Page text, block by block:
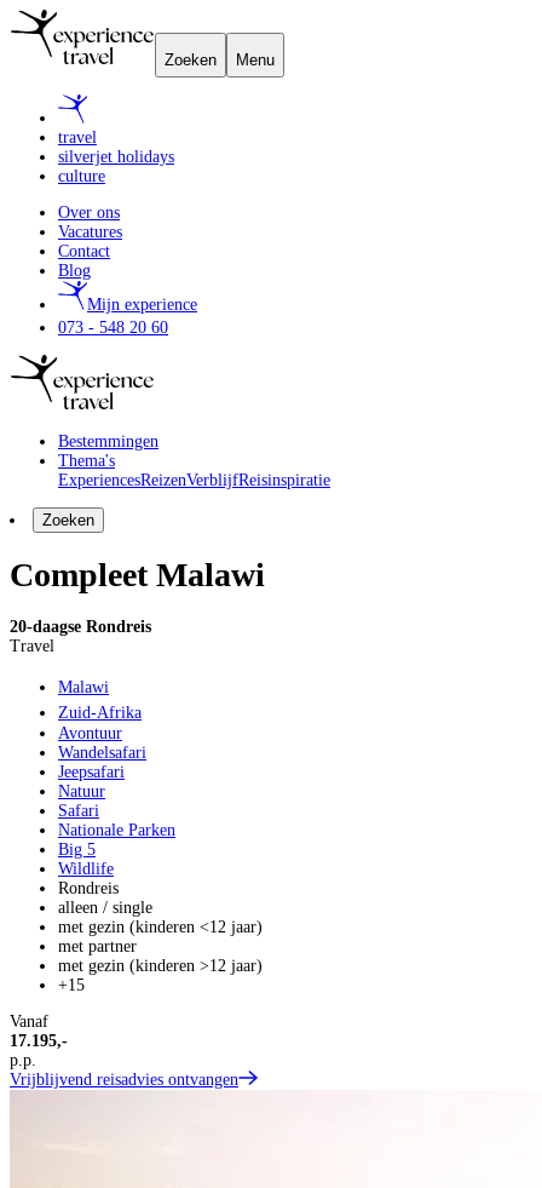
Zoeken Menu
travel
silverjet holidays
culture
Over ons
Vacatures
Contact
Blog
Mijn experience
073 - 548 20 60
Bestemmingen
Thema's
ExperiencesReizenVerblijfReisinspiratie
Zoeken
Compleet Malawi
20-daagse Rondreis
Travel
Malawi
Zuid-Afrika
Avontuur
Wandelsafari
Jeepsafari
Natuur
Safari
Nationale Parken
Big 5
Wildlife
Rondreis
alleen / single
met gezin (kinderen <12 jaar)
met partner
met gezin (kinderen >12 jaar)
+15
Vanaf
17.195,-
p.p.
Vrijblijvend reisadvies ontvangen